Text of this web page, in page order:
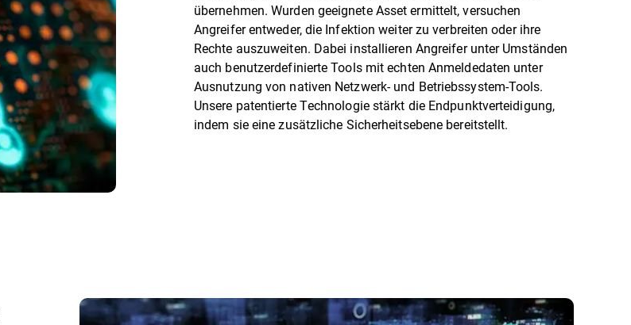
übernehmen. Wurden geeignete Asset ermittelt, versuchen
Angreifer entweder, die Infektion weiter zu verbreiten oder ihre
Rechte auszuweiten. Dabei installieren Angreifer unter Umständen
auch benutzerdefinierte Tools mit echten Anmeldedaten unter
Ausnutzung von nativen Netzwerk- und Betriebssystem-Tools.
Unsere patentierte Technologie stärkt die Endpunktverteidigung,
indem sie eine zusätzliche Sicherheitsebene bereitstellt.